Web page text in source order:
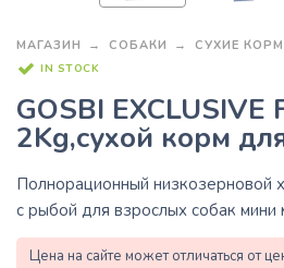
МАГАЗИН СОБАКИ СУХИЕ
IN STOCK
GOSBI EXCLUSIVE
2Kg,сухой корм
Полнорационный низкозерновой
с рыбой для взрослых собак мини
Цена на сайте может отличаться от